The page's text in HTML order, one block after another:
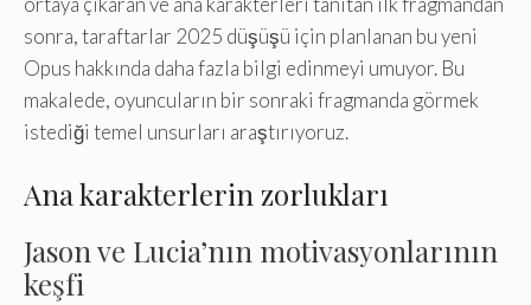
sonra, taraftarlar 2025 düşüşü için planlanan bu yeni
Opus hakkında daha fazla bilgi edinmeyi umuyor. Bu
makalede, oyuncuların bir sonraki fragmanda görmek
istediği temel unsurları araştırıyoruz.
Ana karakterlerin zorlukları
Jason ve Lucia’nın motivasyonlarının
keşfi